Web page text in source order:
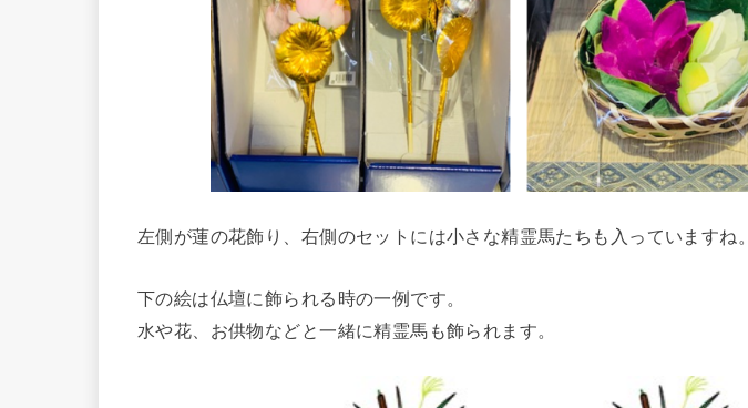
左側が蓮の花飾り、右側のセットには小さな精霊馬たちも入っていますね。
下の絵は仏壇に飾られる時の一例です。
水や花、お供物などと一緒に精霊馬も飾られます。